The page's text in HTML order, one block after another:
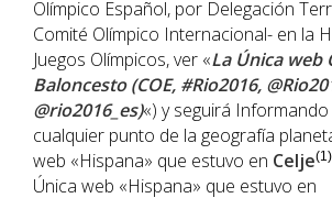
Olímpico Español, por Delegación
Comité Olímpico Internacional- en la
Juegos Olímpicos, ver «La Única web
Baloncesto (COE, #Rio2016,
@rio2016_es)«) y seguirá
cualquier punto de la geografía
web «Hispana» que estuvo en Celje
Única web «Hispana» que estuvo en